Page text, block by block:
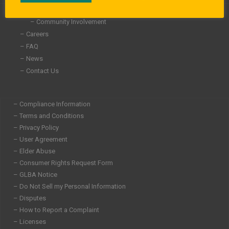
– Community Involvement
– Careers
– FAQ
– News
– Contact Us
– Compliance Information
– Terms and Conditions
– Privacy Policy
– User Agreement
– Elder Abuse
– Consumer Rights Request Form
– GLBA Notice
– Do Not Sell my Personal Information
– Disputes
– How to Report a Complaint
– Licenses